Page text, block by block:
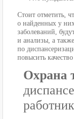
Стоит отметить,
о найденных у
заболеваний,
и анализы, а
по
повысить
Охрана